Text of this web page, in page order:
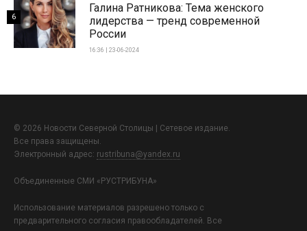
Галина Ратникова: Тема женского
лидерства — тренд современной
России
16:36 | 23-06-2024
6
© 2026 Новости Северной Столицы | Сетевое издание.
Все права защищены.
Электронный адрес: rustribuna@yandex.ru
Объединенные СМИ «РУСТРИБУНА»
Использование материалов разрешено только с
предварительного согласия правообладателей. Все